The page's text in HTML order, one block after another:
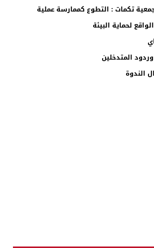
تكمات : التطوع كممارسة عملية
لحماية البيئة